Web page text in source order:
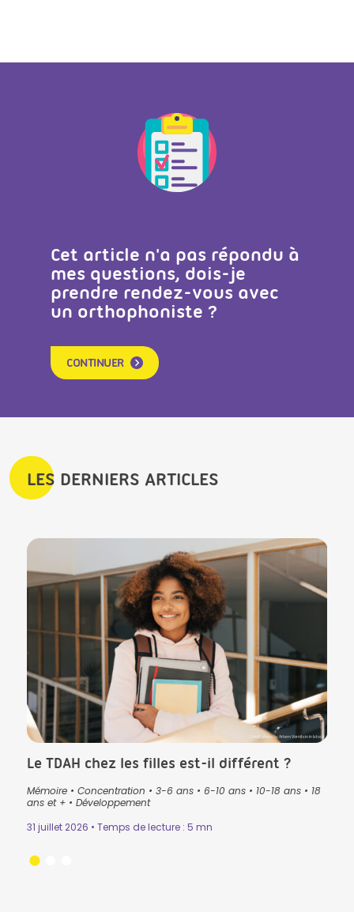
Cet article n'a pas répondu à
mes questions, dois-je
prendre rendez-vous avec
un orthophoniste ?
CONTINUER
LES DERNIERS ARTICLES
Crédit photo by Artem Varnitsin in Istock
Le TDAH chez les filles est-il différent ?
Mémoire• Concentration • 3-6 ans• 6-10 ans• 10-18 ans• 18
ans et +• Développement
31 juillet 2026 • Temps de lecture : 5 mn